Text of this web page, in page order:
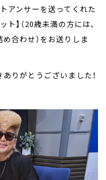
アンサーを送ってくれた
】（20歳未満の方には、
合わせ）をお送りしま
りがとうございました！